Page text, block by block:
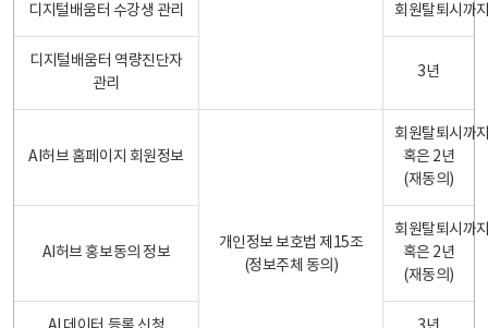
디지털배움터 수강생 관리 회원탈퇴시까
디지털배움터 역량진단자
관리
3년
AI허브 홈페이지 회원정보
개인정보 보호법 제15조
(정보주체 동의)
회원탈퇴시까
혹은 2년
(재동의)
AI허브 홍보동의 정보
회원탈퇴시까
혹은 2년
(재동의)